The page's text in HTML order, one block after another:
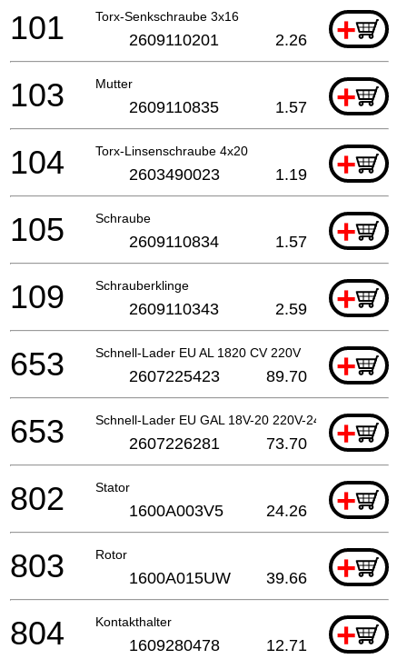
Torx-Senkschraube 3x16 +
101 2609110201 2.26
Mutter +
103 2609110835 1.57
Torx-Linsenschraube 4x20 +
104 2603490023 1.19
Schraube +
105 2609110834 1.57
Schrauberklinge +
109 2609110343 2.59
Schnell-Lader EU AL 1820 CV 220V +
653 2607225423 89.70
Schnell-Lader EU GAL 18V-20 220V-240V 12V-18V 2A
+
653 2607226281 73.70
Stator +
802 1600A003V5 24.26
Rotor +
803 1600A015UW 39.66
Kontakthalter +
804 1609280478 12.71